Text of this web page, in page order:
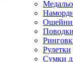
Рулетки
Сумки